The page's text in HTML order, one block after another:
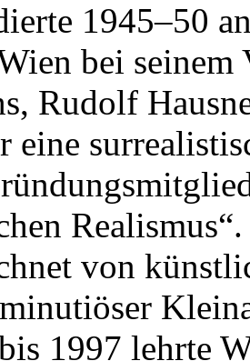
1945–50
bei
Rudolf
eine
von
1997 lehrte